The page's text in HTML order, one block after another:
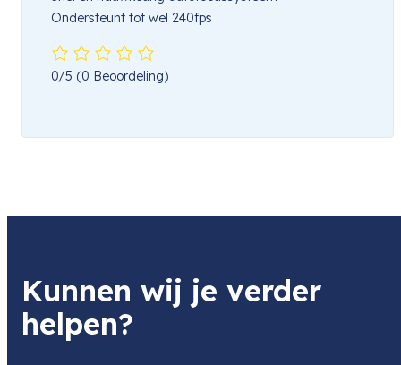
Ondersteunt tot wel 240fps
0/5 (0 Beoordeling)
Kunnen wij je verder
helpen?